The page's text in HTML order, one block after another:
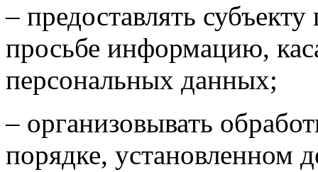
– предоставлять
просьбе информацию,
персональных данных;
– организовывать
порядке, установленном